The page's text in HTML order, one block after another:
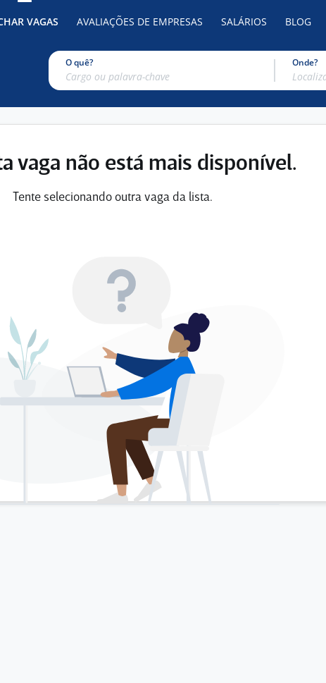
VAGAS AVALIAÇÕES DE EMPRESAS SALÁRIOS BLOG
O quê? Onde?
vaga não está mais disponível.
Tente selecionando outra vaga da lista.